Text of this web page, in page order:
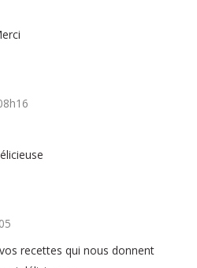
recettes qui nous donnent